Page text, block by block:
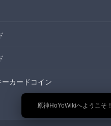
🎉 原神HoYoWikiへようこそ！
カードコイン